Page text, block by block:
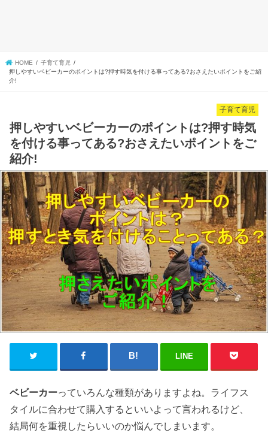
HOME
子育て育児
押しやすいベビーカーのポイントは?押す時気を付ける事ってある?おさえたいポイントをご紹
介!
子育て育児
押しやすいベビーカーのポイントは?押す時気
を付ける事ってある?おさえたいポイントをご
紹介!
LINE
ベビーカーっていろんな種類がありますよね。ライフス
タイルに合わせて購入するといいよって言われるけど、
結局何を重視したらいいのか悩んでしまいます。